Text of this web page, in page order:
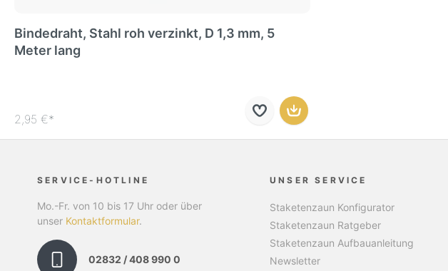
Bindedraht, Stahl roh verzinkt, D 1,3 mm, 5
Meter lang
2,95 €*
SERVICE-HOTLINE
Mo.-Fr. von 10 bis 17 Uhr oder über
unser Kontaktformular.
02832 / 408 990 0
UNSER SERVICE
Staketenzaun Konfigurator
Staketenzaun Ratgeber
Staketenzaun Aufbauanleitung
Newsletter